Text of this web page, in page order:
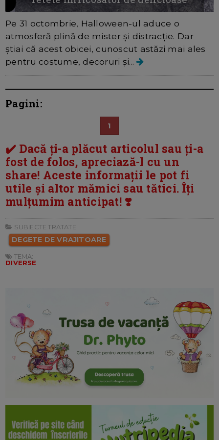
Pe 31 octombrie, Halloween-ul aduce o
atmosferă plină de mister și distracție. Dar
știai că acest obicei, cunoscut astăzi mai ales
pentru costume, decoruri și...
Pagini:
1
✔️ Dacă ți-a plăcut articolul sau ți-a
fost de folos, apreciază-l cu un
share! Aceste informații le pot fi
utile și altor mămici sau tătici. Îți
mulțumim anticipat! ❣️
SUBIECTE TRATATE:
DEGETE DE VRAJITOARE
TEMA:
DIVERSE